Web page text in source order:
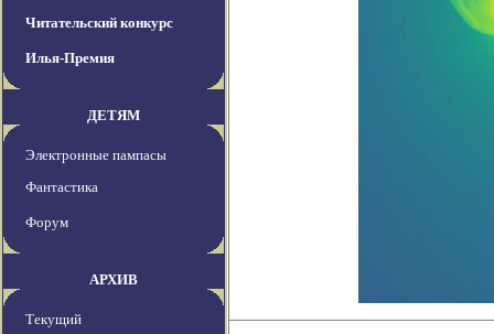
Читательский конкурс
Илья-Премия
ДЕТЯМ
Электронные пампасы
Фантастика
Форум
АРХИВ
Текущий